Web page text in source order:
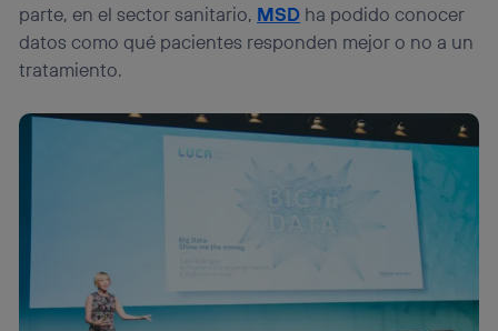
parte, en el sector sanitario, MSD ha podido conocer
datos como qué pacientes responden mejor o no a un
tratamiento.